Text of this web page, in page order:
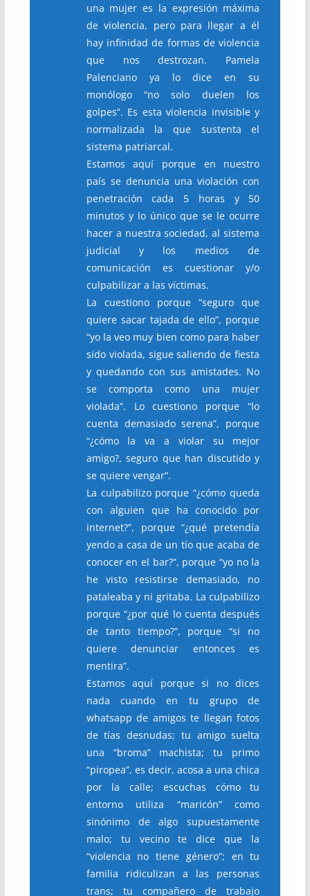
una mujer es la expresión máxima
de violencia, pero para llegar a él
hay infinidad de formas de violencia
que nos destrozan. Pamela
Palenciano ya lo dice en su
monólogo “no solo duelen los
golpes”. Es esta violencia invisible y
normalizada la que sustenta el
sistema patriarcal.
Estamos aquí porque en nuestro
país se denuncia una violación con
penetración cada 5 horas y 50
minutos y lo único que se le ocurre
hacer a nuestra sociedad, al sistema
judicial y los medios de
comunicación es cuestionar y/o
culpabilizar a las víctimas.
La cuestiono porque “seguro que
quiere sacar tajada de ello”, porque
“yo la veo muy bien como para haber
sido violada, sigue saliendo de fiesta
y quedando con sus amistades. No
se comporta como una mujer
violada”. Lo cuestiono porque “lo
cuenta demasiado serena”, porque
“¿cómo la va a violar su mejor
amigo?, seguro que han discutido y
se quiere vengar”.
La culpabilizo porque “¿cómo queda
con alguien que ha conocido por
internet?”, porque “¿qué pretendía
yendo a casa de un tío que acaba de
conocer en el bar?”, porque “yo no la
he visto resistirse demasiado, no
pataleaba y ni gritaba. La culpabilizo
porque “¿por qué lo cuenta después
de tanto tiempo?”, porque “si no
quiere denunciar entonces es
mentira”.
Estamos aquí porque si no dices
nada cuando en tu grupo de
whatsapp de amigos te llegan fotos
de tías desnudas; tu amigo suelta
una “broma” machista; tu primo
“piropea”, es decir, acosa a una chica
por la calle; escuchas cómo tu
entorno utiliza “maricón” como
sinónimo de algo supuestamente
malo; tu vecino te dice que la
“violencia no tiene género”; en tu
familia ridiculizan a las personas
trans; tu compañero de trabajo